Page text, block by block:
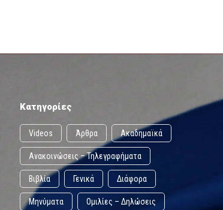
Κατηγορίες
Videos Άρθρα Ακαδημαϊκά
Ανακοινώσεις – Τηλεγραφήματα
Βιβλία Γενικά Διάφορα
Μηνύματα Ομιλίες – Δηλώσεις